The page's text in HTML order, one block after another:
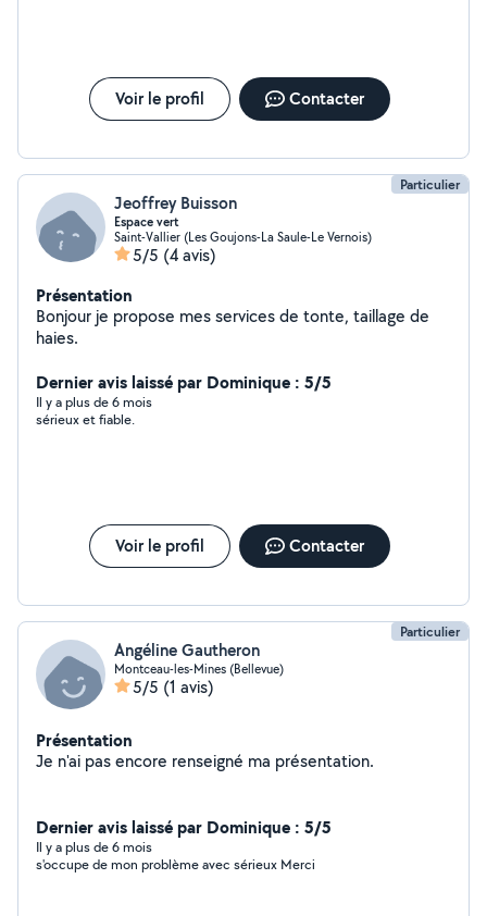
Voir le profil Contacter
Particulier
Jeoffrey Buisson
Espace vert
Saint-Vallier (Les Goujons-La Saule-Le Vernois)
5/5 (4 avis)
Présentation
Bonjour je propose mes services de tonte, taillage de
haies.
Dernier avis laissé par Dominique : 5/5
Il y a plus de 6 mois
sérieux et fiable.
Voir le profil Contacter
Particulier
Angéline Gautheron
Montceau-les-Mines (Bellevue)
5/5 (1 avis)
Présentation
Je n'ai pas encore renseigné ma présentation.
Dernier avis laissé par Dominique : 5/5
Il y a plus de 6 mois
s'occupe de mon problème avec sérieux Merci